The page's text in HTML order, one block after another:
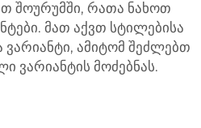
შოურუმში, რათა ნახოთ
მათ აქვთ სტილებისა
ვარიანტი, ამიტომ შეძლებთ
ვარიანტის მოძებნას.